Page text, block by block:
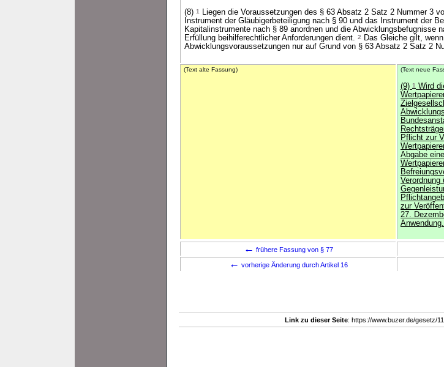
(8) 1
Liegen die Voraussetzungen des § 63 Absatz 2 Satz 2 Nummer 3
Instrument der Gläubigerbeteiligung nach § 90 und das Instrument der
Kapitalinstrumente nach § 89 anordnen und die Abwicklungsbefugnisse
Erfüllung beihilferechtlicher Anforderungen dient. 2
Das Gleiche gilt,
Abwicklungsvoraussetzungen nur auf Grund von § 63 Absatz 2 Satz 2
(Text alte Fassung) (Text neue
(9) 1 Wird
Pflicht zur
Abgabe
Verordnung
zur
27.
Anwendung.
← frühere Fassung von § 77
← vorherige Änderung durch Artikel 16
Link zu dieser Seite: https://www.buzer.de/gesetz/